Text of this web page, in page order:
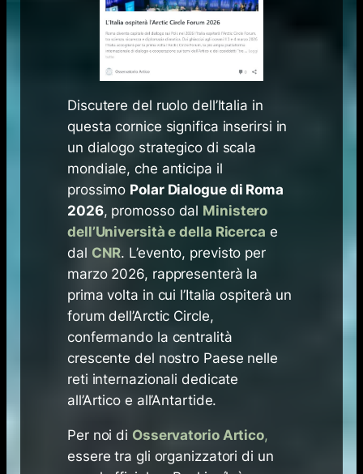
Discutere del ruolo dell’Italia in
questa cornice significa inserirsi in
un dialogo strategico di scala
mondiale, che anticipa il
prossimo Polar Dialogue di Roma
2026, promosso dal Ministero
dell’Università e della Ricerca e
dal CNR. L’evento, previsto per
marzo 2026, rappresenterà la
prima volta in cui l’Italia ospiterà un
forum dell’Arctic Circle,
confermando la centralità
crescente del nostro Paese nelle
reti internazionali dedicate
all’Artico e all’Antartide.
Per noi di Osservatorio Artico,
essere tra gli organizzatori di un